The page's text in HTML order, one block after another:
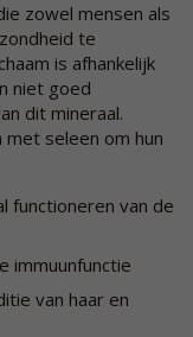
zowel mensen als
te
is afhankelijk
niet goed
dit mineraal.
seleen om hun
functioneren van de
immuunfunctie
van haar en